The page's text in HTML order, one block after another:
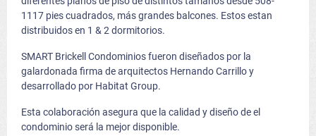
1117 pies cuadrados, más grandes balcones. Estos estan
distribuidos en 1 & 2 dormitorios.
SMART Brickell Condominios fueron diseñados por la
galardonada firma de arquitectos Hernando Carrillo y
desarrollado por Habitat Group.
Esta colaboración asegura que la calidad y diseño de el
condominio será la mejor disponible.